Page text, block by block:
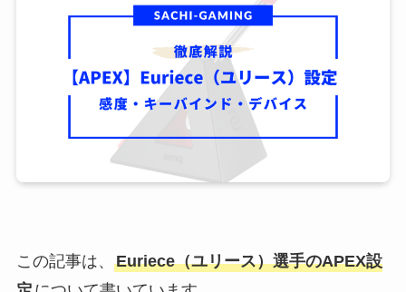
この記事は、 Euriece（ユリース）選手のAPEX設